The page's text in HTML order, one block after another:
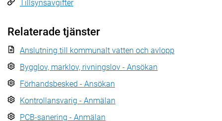
Tillsynsavgifter
Relaterade tjänster
Anslutning till kommunalt vatten och avlopp
Bygglov, marklov, rivningslov - Ansökan
Förhandsbesked - Ansökan
Kontrollansvarig - Anmälan
PCB-sanering - Anmälan